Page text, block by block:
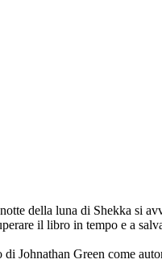
della luna di Shekka si
il libro in tempo e a
Johnathan Green come